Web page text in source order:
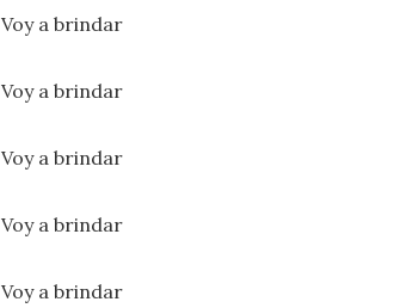
Voy a brindar
Voy a brindar
Voy a brindar
Voy a brindar
Voy a brindar